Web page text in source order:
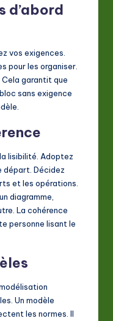
d’abord
vos exigences.
pour les organiser.
garantit que
sans exigence
lisibilité. Adoptez
départ. Décidez
et les opérations.
diagramme,
La cohérence
personne lisant le
Un modèle
les normes. Il